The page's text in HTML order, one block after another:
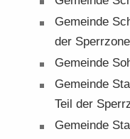
Ge­mein­de
der
Ge­mein­de
Ge­mein­de
Teil der
Ge­mein­de